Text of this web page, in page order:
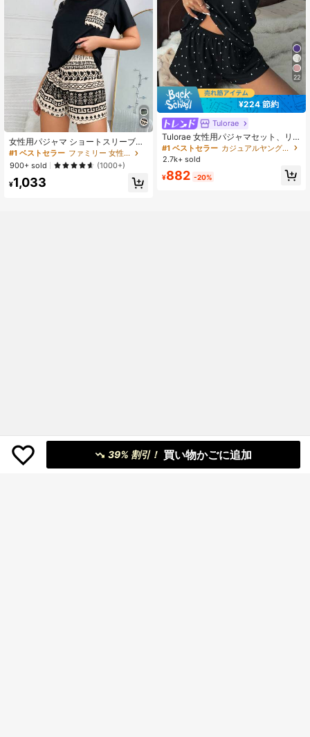
女性用パジャマ ショートスリーブト
ップス+ショートパンツ プランツプ
リント
#1 ベストセラー
ファミリー 女性用パジャマ
900+ sold
(1000+)
¥1,033
22
¥224 節約
Tulorae
Tulorae 女性用パジャマセット、リ
ブ編み生地、ハート柄コントラスト
レース使い、ロマンチック スウィー
ショーツ ベビードール パジャマセッ
#1 ベストセラー
カジュアルヤング レディースパジャマセット
2.7k+ sold
¥882 -20%
39% 割引！ 買い物かごに追加